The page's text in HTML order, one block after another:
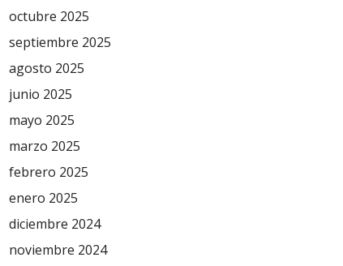
octubre 2025
septiembre 2025
agosto 2025
junio 2025
mayo 2025
marzo 2025
febrero 2025
enero 2025
diciembre 2024
noviembre 2024